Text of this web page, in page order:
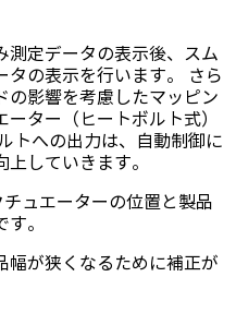
測定データの表示後、スム
タの表示を行います。 さら
の影響を考慮したマッピン
ター（ヒートボルト式）
トへの出力は、自動制御に
していきます。
ュエーターの位置と製品
。
幅が狭くなるために補正が